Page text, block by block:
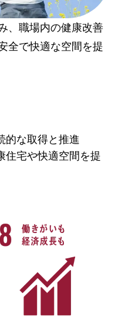
、職場内の健康改善
全で快適な空間を提
的な取得と推進
住宅や快適空間を提